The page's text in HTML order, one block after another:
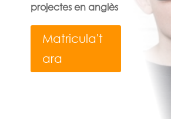
projectes en anglès
Matricula't
ara